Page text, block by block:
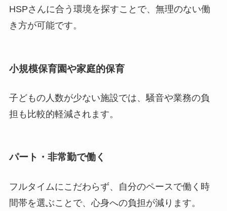
HSPさんに合う環境を探すことで、無理のない働
き方が可能です。
小規模保育園や家庭的保育
子どもの人数が少ない施設では、騒音や業務の負
担も比較的軽減されます。
パート・非常勤で働く
フルタイムにこだわらず、自分のペースで働く時
間帯を選ぶことで、心身への負担が減ります。